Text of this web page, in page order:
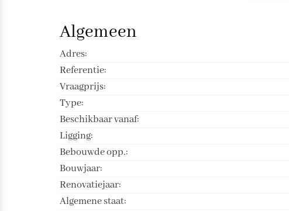
Kenmerken
Algemeen
Adres:
Referentie:
Vraagprijs:
Type:
Beschikbaar vanaf:
Ligging:
Bebouwde opp.:
Bouwjaar:
Renovatiejaar:
Algemene staat: